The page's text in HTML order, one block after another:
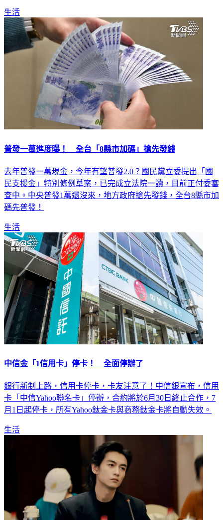
生活
普發一萬進度曝！ 全台「8縣市加碼」搶先發錢
去年普發一萬現金，今年有望普發2.0？國民黨立委提出「國
民支援金」特別條例草案，已完成立法院一讀，目前正付委審
查中。中央普發1萬還沒來，地方政府搶先發錢，全台8縣市加
碼先普發！
生活
中信金「1信用卡」停卡！ 全面停辦了
銀行新制上路，信用卡停卡，卡友注意了！中信銀宣布，信用
卡「中信Yahoo聯名卡」停辦，合約將於6月30日終止合作，7
月1日起停卡，所有Yahoo鈦金卡與商務鈦金卡將自動失效。
生活